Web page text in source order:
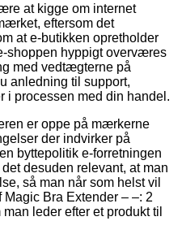
at kigge om internet
eftersom det
at e-butikken opretholder
shoppen hyppigt overværes
med vedtægterne på
anledning til support,
i processen med din handel.
er oppe på mærkerne
der indvirker på
byttepolitik e-forretningen
desuden relevant, at man
så man når som helst vil
Bra Extender – –: 2
leder efter et produkt til